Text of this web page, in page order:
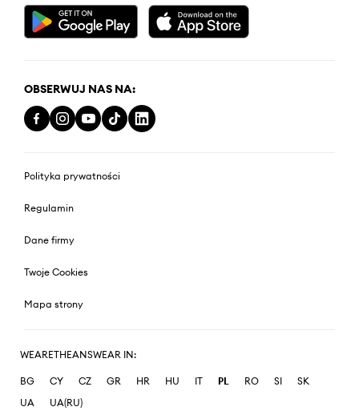
OBSERWUJ NAS NA:
Polityka prywatności
Regulamin
Dane firmy
Twoje Cookies
Mapa strony
WEARETHEANSWEAR IN:
BG CY CZ GR HR HU IT PL RO SI
SK
UA
UA(RU)